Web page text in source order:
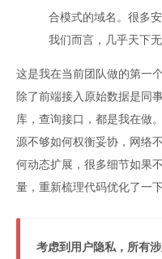
合模式的域名。很多
我们而言，几乎天下无
这是我在当前团队做的第一
除了前端接入原始数据是同
库，查询接口，都是我在做
源不够如何权衡妥协，网络
何动态扩展，很多细节如果
量，重新梳理代码优化了一
考虑到用户隐私，所有